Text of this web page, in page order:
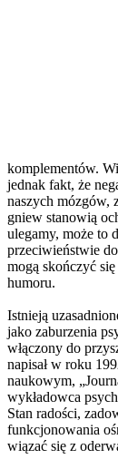
komplementów.
jednak fakt, że
naszych mózgów,
gniew stanowią
ulegamy, może to
przeciwieństwie
mogą skończyć
humoru.
Istnieją
jako zaburzenia
włączony do
napisał w roku
naukowym,
wykładowca
Stan radości,
funkcjonowania
wiązać się z